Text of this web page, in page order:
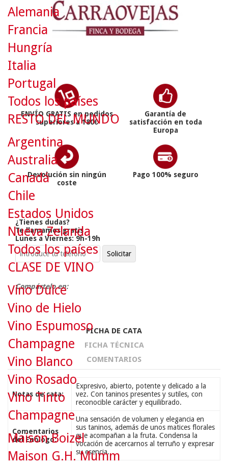
ENVÍO GRATIS en pedidos
superiores a 180€
Garantía de
satisfacción en toda
Europa
Devolución sin ningún
coste
Pago 100% seguro
¿Tienes dudas?
Te llamamos gratis
Lunes a Viernes: 9h-19h
Compártelo en:
FICHA DE CATA
FICHA TÉCNICA
COMENTARIOS
Notas de cata:
Expresivo, abierto, potente y delicado a la
vez. Con taninos presentes y sutiles, con
reconocible carácter y equilibrado.
Comentarios
del Enólogo:
Una sensación de volumen y elegancia en
sus taninos, además de unos matices florales
que acompañan a la fruta. Condensa la
vocación de acercarnos al terruño y expresar
su esencia.
Alemania
Francia
Hungría
Italia
Portugal
Todos los países
RESTO DEL MUNDO
Argentina
Australia
Canadá
Chile
Estados Unidos
Nueva Zelanda
Todos los países
CLASE DE VINO
Vino Dulce
Vino de Hielo
Vino Espumoso
Champagne
Vino Blanco
Vino Rosado
Vino Tinto
Champagne
Maison Boizel
Maison G.H. Mumm